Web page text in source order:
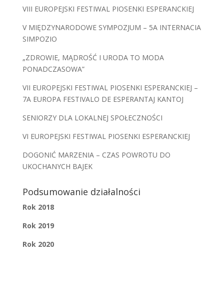
VIII EUROPEJSKI FESTIWAL PIOSENKI ESPERANCKIEJ
V MIĘDZYNARODOWE SYMPOZJUM – 5A INTERNACIA
SIMPOZIO
„ZDROWIE, MĄDROŚĆ I URODA TO MODA
PONADCZASOWA”
VII EUROPEJSKI FESTIWAL PIOSENKI ESPERANCKIEJ –
7A EUROPA FESTIVALO DE ESPERANTAJ KANTOJ
SENIORZY DLA LOKALNEJ SPOŁECZNOŚCI
VI EUROPEJSKI FESTIWAL PIOSENKI ESPERANCKIEJ
DOGONIĆ MARZENIA – CZAS POWROTU DO
UKOCHANYCH BAJEK
Podsumowanie działalności
Rok 2018
Rok 2019
Rok 2020